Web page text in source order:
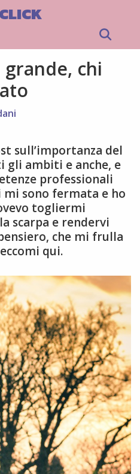
chi
sull’importanza del
ambiti e anche, e
professionali
mi sono fermata e ho
togliermi
scarpa e rendervi
che mi frulla
qui.